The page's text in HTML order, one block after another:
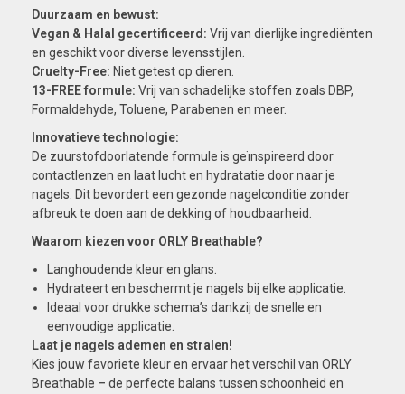
Duurzaam en bewust:
Vegan & Halal gecertificeerd: Vrij van dierlijke ingrediënten
en geschikt voor diverse levensstijlen.
Cruelty-Free: Niet getest op dieren.
13-FREE formule: Vrij van schadelijke stoffen zoals DBP,
Formaldehyde, Toluene, Parabenen en meer.
Innovatieve technologie:
De zuurstofdoorlatende formule is geïnspireerd door
contactlenzen en laat lucht en hydratatie door naar je
nagels. Dit bevordert een gezonde nagelconditie zonder
afbreuk te doen aan de dekking of houdbaarheid.
Waarom kiezen voor ORLY Breathable?
Langhoudende kleur en glans.
Hydrateert en beschermt je nagels bij elke applicatie.
Ideaal voor drukke schema’s dankzij de snelle en
eenvoudige applicatie.
Laat je nagels ademen en stralen!
Kies jouw favoriete kleur en ervaar het verschil van ORLY
Breathable – de perfecte balans tussen schoonheid en